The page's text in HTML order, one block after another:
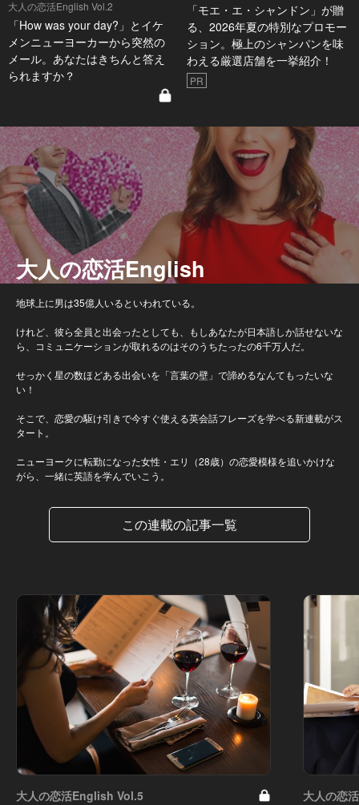
大人の恋活English Vol.2
「How was your day?」とイケ
メンニューヨーカーから突然の
メール。あなたはきちんと答え
られますか？
「モエ・エ・シャンドン」が贈
る、2026年夏の特別なプロモー
ション。極上のシャンパンを味
わえる厳選店舗を一挙紹介！
PR
大人の恋活English
地球上に男は35億人いるといわれている。
けれど、彼ら全員と出会ったとしても、もしあなたが日本語しか話せないな
ら、コミュニケーションが取れるのはそのうちたったの6千万人だ。
せっかく星の数ほどある出会いを「言葉の壁」で諦めるなんてもったいな
い！
そこで、恋愛の駆け引きで今すぐ使える英会話フレーズを学べる新連載がス
タート。
ニューヨークに転勤になった女性・エリ（28歳）の恋愛模様を追いかけな
がら、一緒に英語を学んでいこう。
この連載の記事一覧
大人の恋活English Vol.5 大人の恋